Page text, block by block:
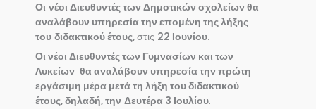
Οι νέοι Διευθυντές των Δημοτικών σχολείων θα
αναλάβουν υπηρεσία την επομένη της λήξης
του διδακτικού έτους,στις 22 Ιουνίου.
Οι νέοι Διευθυντές των Γυμνασίων και των
Λυκείων θα αναλάβουν υπηρεσία την πρώτη
εργάσιμη μέρα μετά τη λήξη του διδακτικού
έτους, δηλαδή, την Δευτέρα 3 Ιουλίου.